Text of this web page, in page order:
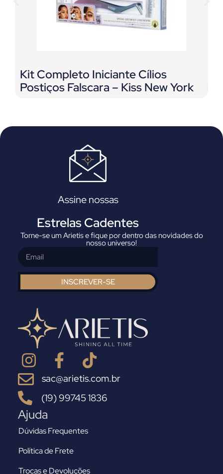
Kit Completo Iniciante Cílios
Postiços Falscara – Kiss New York
Assine nossas
Estrelas Cadentes
Torne-se um Arietis e fique por dentro das novidades do
nosso universo!
INSCREVER-SE
sac@arietis.com.br
(19) 99745 1836
Ajuda
Dúvidas Frequentes
Política de Frete
Trocas e Devoluções